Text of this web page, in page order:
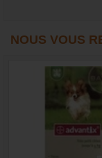
NOUS VOUS